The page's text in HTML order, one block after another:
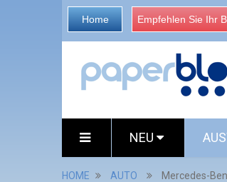
Home Empfehlen Sie Ihr
NEU
HOME AUTO Mercedes-